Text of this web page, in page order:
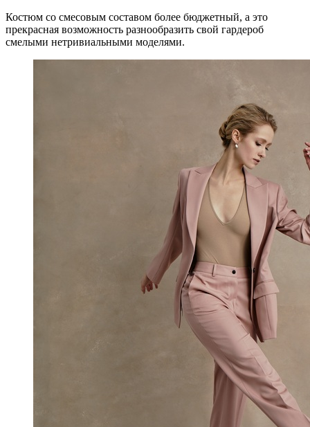
Костюм со смесовым составом более бюджетный, а это
прекрасная возможность разнообразить свой гардероб
смелыми нетривиальными моделями.